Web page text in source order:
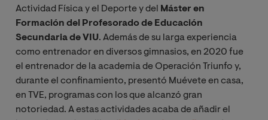
Actividad Física y el Deporte y del
Máster en
Formación del Profesorado de Educación
Secundaria de VIU. Además de su larga experiencia
como entrenador en diversos gimnasios, en 2020 fue
el entrenador de la academia de Operación Triunfo y,
durante el confinamiento, presentó Muévete en casa,
en TVE, programas con los que alcanzó gran
notoriedad. A estas actividades acaba de añadir el